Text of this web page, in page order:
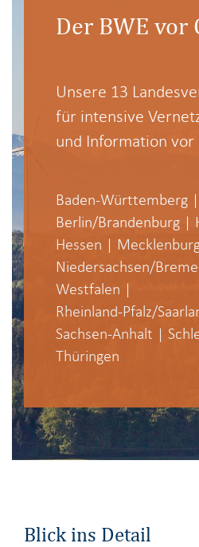
Der BWE vor
Unsere 13
für intensive
und Information vor
Baden-Württemberg |
Berlin/Brandenburg |
Hessen |
Niedersachsen/
Westfalen |
Rheinland-Pfalz/
Sachsen-Anhalt |
Thüringen
Blick ins Detail